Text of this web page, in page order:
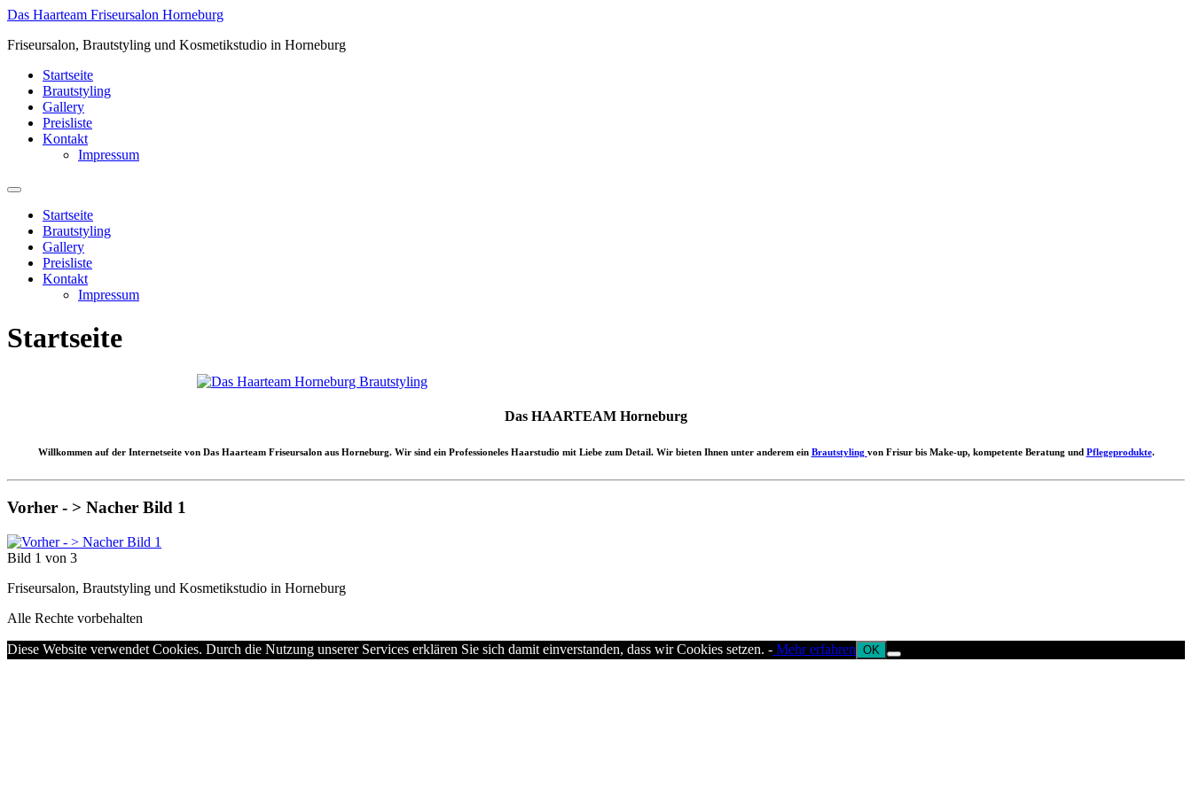
Zum
springen
Das Haarteam Friseursalon Horneburg
Friseursalon, Brautstyling und Kosmetikstudio in Horneburg
Startseite
Brautstyling
Gallery
Preisliste
Kontakt
Impressum
Startseite
Brautstyling
Gallery
Preisliste
Kontakt
Impressum
Startseite
Das HAARTEAM Horneburg
Willkommen auf der Internetseite von Das Haarteam Friseursalon aus Horneburg. Wir sind ein Professioneles Haarstudio mit Liebe zum Detail. Wir bieten Ihnen unter anderem ein Brautstyling von Frisur bis Make-up, kompetente Beratung und Pflegeprodukte.
Vorher - > Nacher Bild 1
Bild 1 von 3
Friseursalon, Brautstyling und Kosmetikstudio in Horneburg
Alle Rechte vorbehalten
Diese Website verwendet Cookies. Durch die Nutzung unserer Services erklären Sie sich damit einverstanden, dass wir Cookies setzen. - Mehr erfahren OK